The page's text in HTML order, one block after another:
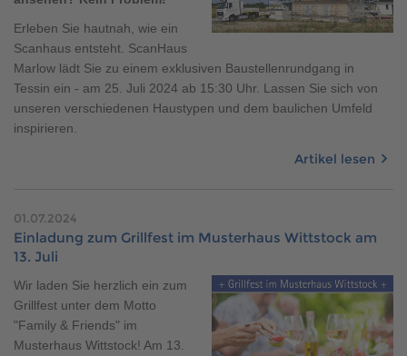
Erleben Sie hautnah, wie ein
Scanhaus entsteht. ScanHaus
Marlow lädt Sie zu einem exklusiven Baustellenrundgang in
Tessin ein - am 25. Juli 2024 ab 15:30 Uhr. Lassen Sie sich von
unseren verschiedenen Haustypen und dem baulichen Umfeld
inspirieren.
Artikel lesen
01.07.2024
Einladung zum Grillfest im Musterhaus Wittstock am
13. Juli
Wir laden Sie herzlich ein zum
Grillfest unter dem Motto
"Family & Friends" im
Musterhaus Wittstock! Am 13.